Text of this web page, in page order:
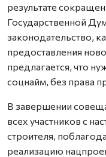
результате
Государственной
законодательство,
предоставления
предлагается, что
соцнайм, без права
В завершении
всех участников с
строителя,
реализацию